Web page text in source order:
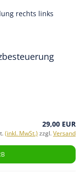
rechts links
29,00 EUR
(inkl. MwSt.) zzgl.Versand